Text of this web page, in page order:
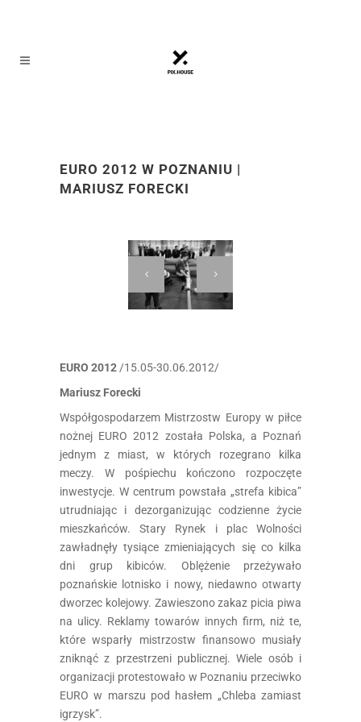
EURO 2012 W POZNANIU |
MARIUSZ FORECKI
EURO 2012 /15.05-30.06.2012/
Mariusz Forecki
Współgospodarzem Mistrzostw Europy w piłce
nożnej EURO 2012 została Polska, a Poznań
jednym z miast, w których rozegrano kilka
meczy. W pośpiechu kończono rozpoczęte
inwestycje. W centrum powstała „strefa kibica”
utrudniając i dezorganizując codzienne życie
mieszkańców. Stary Rynek i plac Wolności
zawładnęły tysiące zmieniających się co kilka
dni grup kibiców. Oblężenie przeżywało
poznańskie lotnisko i nowy, niedawno otwarty
dworzec kolejowy. Zawieszono zakaz picia piwa
na ulicy. Reklamy towarów innych firm, niż te,
które wsparły mistrzostw finansowo musiały
zniknąć z przestrzeni publicznej. Wiele osób i
organizacji protestowało w Poznaniu przeciwko
EURO w marszu pod hasłem „Chleba zamiast
igrzysk”.